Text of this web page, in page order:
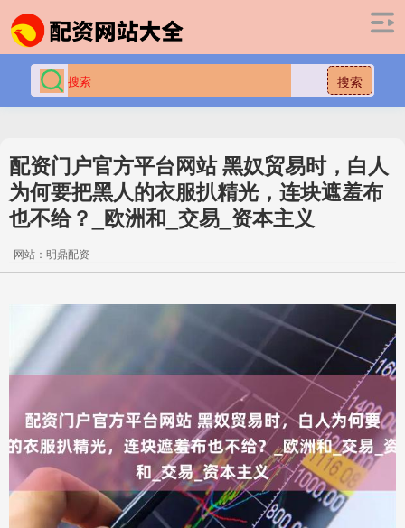
搜索
配资门户官方平台网站 黑奴贸易时，白人
为何要把黑人的衣服扒精光，连块遮羞布
也不给？_欧洲和_交易_资本主义
网站：明鼎配资